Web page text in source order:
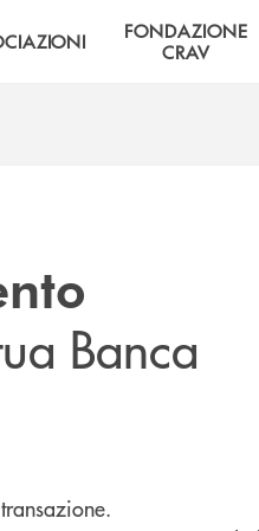
FONDAZIONE
CRAV
Banca